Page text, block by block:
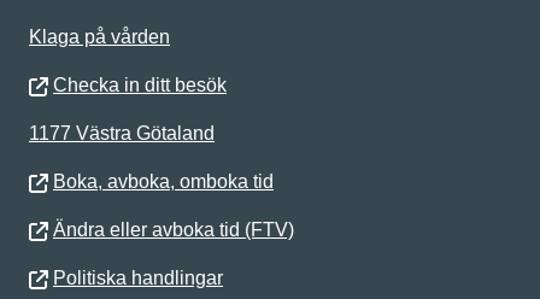
Klaga på vården
Checka in ditt besök
1177 Västra Götaland
Boka, avboka, omboka tid
Ändra eller avboka tid (FTV)
Politiska handlingar